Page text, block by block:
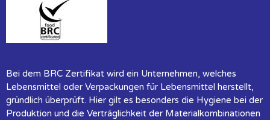
Bei dem BRC Zertifikat wird ein Unternehmen, welches
Lebensmittel oder Verpackungen für Lebensmittel herstellt,
gründlich überprüft. Hier gilt es besonders die Hygiene bei der
Produktion und die Verträglichkeit der Materialkombinationen